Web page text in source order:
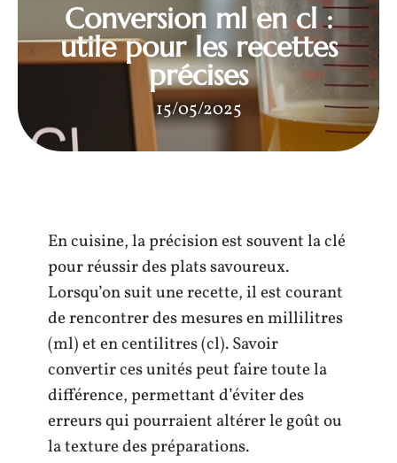
Conversion ml en cl :
utile pour les recettes
précises
15/05/2025
En cuisine, la précision est souvent la clé
pour réussir des plats savoureux.
Lorsqu’on suit une recette, il est courant
de rencontrer des mesures en millilitres
(ml) et en centilitres (cl). Savoir
convertir ces unités peut faire toute la
différence, permettant d’éviter des
erreurs qui pourraient altérer le goût ou
la texture des préparations.